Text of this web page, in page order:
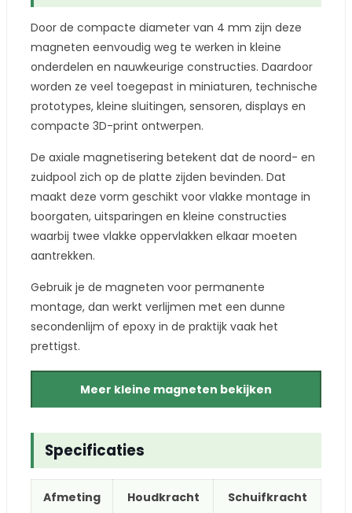
Door de compacte diameter van 4 mm zijn deze
magneten eenvoudig weg te werken in kleine
onderdelen en nauwkeurige constructies. Daardoor
worden ze veel toegepast in miniaturen, technische
prototypes, kleine sluitingen, sensoren, displays en
compacte 3D-print ontwerpen.
De axiale magnetisering betekent dat de noord- en
zuidpool zich op de platte zijden bevinden. Dat
maakt deze vorm geschikt voor vlakke montage in
boorgaten, uitsparingen en kleine constructies
waarbij twee vlakke oppervlakken elkaar moeten
aantrekken.
Gebruik je de magneten voor permanente
montage, dan werkt verlijmen met een dunne
secondenlijm of epoxy in de praktijk vaak het
prettigst.
Meer kleine magneten bekijken
Specificaties
Afmeting Houdkracht Schuifkracht